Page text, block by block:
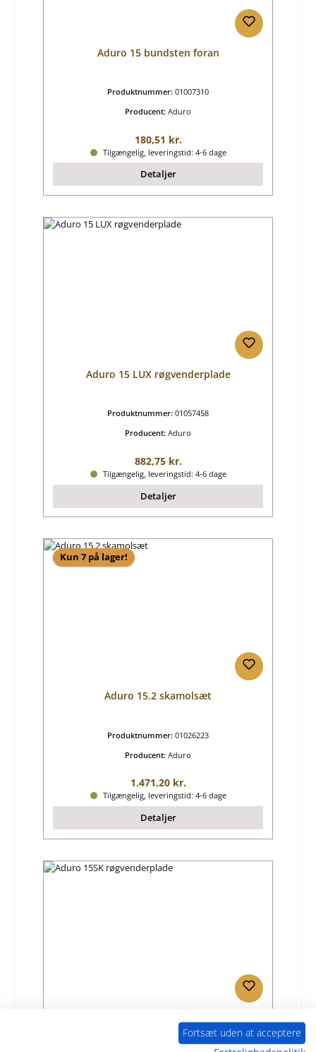
Aduro 15 bundsten foran
Produktnummer: 01007310
Producent: Aduro
Almindelig pris:
180,51 kr.
Tilgængelig, leveringstid: 4-6 dage
Detaljer
Aduro 15 LUX røgvenderplade
Produktnummer: 01057458
Producent: Aduro
Almindelig pris:
882,75 kr.
Tilgængelig, leveringstid: 4-6 dage
Detaljer
Kun 7 på lager!
Aduro 15.2 skamolsæt
Produktnummer: 01026223
Producent: Aduro
Almindelig pris:
1.471,20 kr.
Tilgængelig, leveringstid: 4-6 dage
Detaljer
Fortsæt uden at acceptere